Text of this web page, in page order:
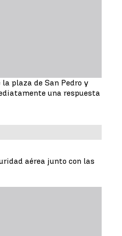
plaza de San Pedro y
una respuesta
aérea junto con las